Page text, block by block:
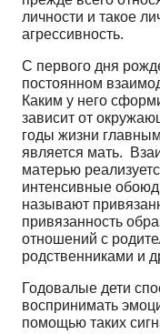
личности и такое
агрессивность.
С первого дня
постоянном
Каким у него
зависит от
годы жизни
является мать.
матерью
интенсивные
называют
привязанность
отношений с
родственниками и
Годовалые дети
воспринимать
помощью таких